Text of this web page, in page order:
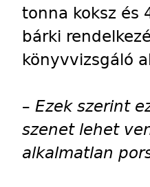
tonna koksz és
bárki
könyvvizsgáló
– Ezek szerint
szenet lehet
alkalmatlan